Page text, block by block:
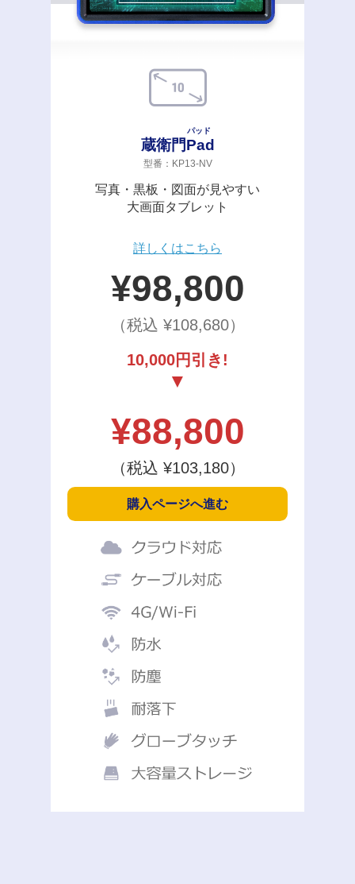
蔵衛門Pad
パッド
型番：KP13-NV
写真・黒板・図面が見やすい
大画面タブレット
詳しくはこちら
¥98,800
（税込 ¥108,680）
10,000円引き!
¥88,800
（税込 ¥103,180）
購入ページへ進む